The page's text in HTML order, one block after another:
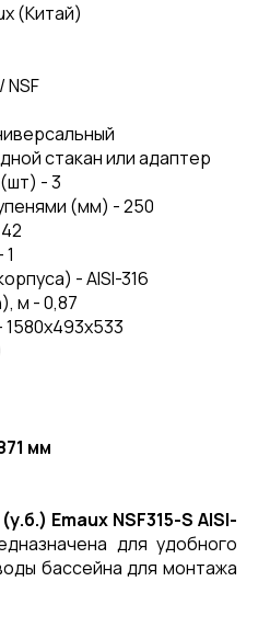
(Китай)
NSF
стакан или адаптер
- 3
(мм) - 250
- AISI-316
м - 0,87
мм
Emaux NSF315-S AISI-
для удобного
бассейна для монтажа